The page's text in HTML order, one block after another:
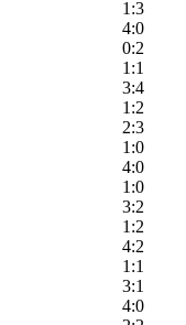
1:3
4:0
0:2
1:1
3:4
1:2
2:3
1:0
4:0
1:0
3:2
1:2
4:2
1:1
3:1
4:0